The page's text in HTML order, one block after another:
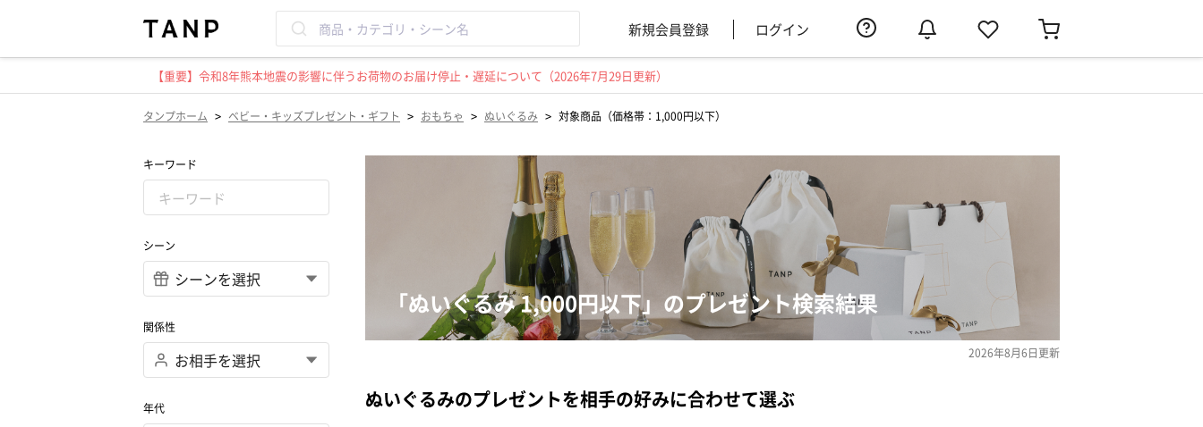
新規会員登録 ログイン
【重要】令和8年熊本地震の影響に伴うお荷物のお届け停止・遅延について（2026年7月29日更新）
タンプホーム > ベビー・キッズプレゼント・ギフト > おもちゃ > ぬいぐるみ > 対象商品（価格帯：1,000円以下）
キーワード
シーン
関係性
年代
「ぬいぐるみ 1,000円以下」のプレゼント検索結果
2026年8月6日更新
ぬいぐるみのプレゼントを相手の好みに合わせて選ぶ